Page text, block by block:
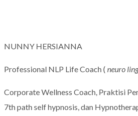
NUNNY HERSIANNA
Professional NLP Life Coach ( neuro
Corporate Wellness Coach, Praktisi
7th path self hypnosis, dan